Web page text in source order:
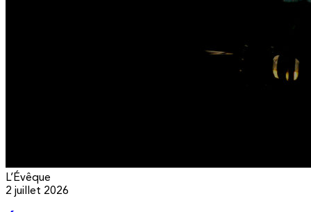
L’Évêque
2 juillet 2026